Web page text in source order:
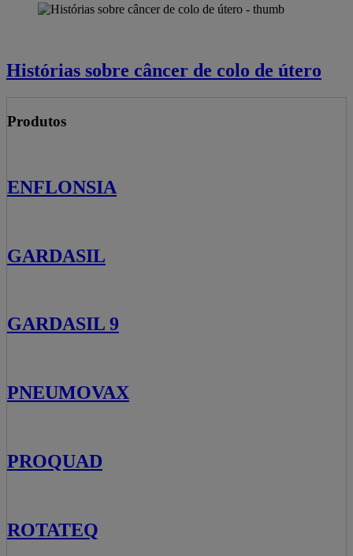
Histórias sobre câncer de colo de útero
Produtos
ENFLONSIA
GARDASIL
GARDASIL 9
PNEUMOVAX
PROQUAD
ROTATEQ